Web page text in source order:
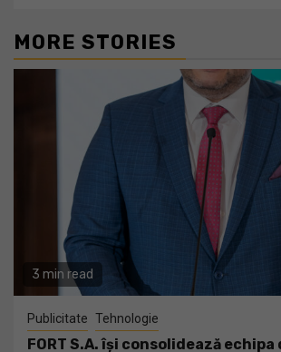
MORE STORIES
3 min read
Publicitate Tehnologie
FORT S.A. își consolidează echipa